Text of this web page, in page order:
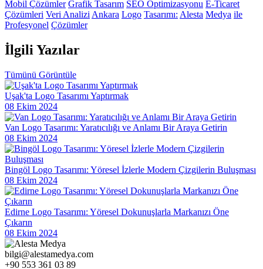
Kayseri’de CMS Tabanlı Web Tasarım: Profesyonel Çözümler
Çizgi Karakter Logolar: Markanızı Öne Çıkaran Yaratıcı Çözümler
Grafik Tasarım Portföyü: Alesta Medya'nın Yaratıcı Dokunuşları
Ürün İnceleme Bölümü: Alesta Medya'nın Profesyonel Web
Tasarım Hizmeti
Logo Büyüsü: Görsel İletişimde Tasarımın Kritik Rolü
Alesta Medya: SEO Uyumlu Mobil Site Tasarımı
Alesta Medya: İnşaat Firmaları İçin Logo Tasarımında Uzman
Çözümler
Alesta Medya ile Tanışın: Profesyonel Web Tasarım Hizmetleri
Web Tasarımında Doğru Adres: Alesta Medya
Fütüristik Logo Tasarımı: Markanızı Geleceğe Taşıyan İmza
Alesta Medya: Web Tasarımında Profesyonel Çözümler Sunuyor
Mobil Çözümler Grafik Tasarım SEO Optimizasyonu E-Ticaret
Çözümleri Veri Analizi Ankara Logo Tasarımı: Alesta Medya ile
Profesyonel Çözümler
İlgili Yazılar
Tümünü Görüntüle
Uşak'ta Logo Tasarımı Yaptırmak
08 Ekim 2024
Van Logo Tasarımı: Yaratıcılığı ve Anlamı Bir Araya Getirin
08 Ekim 2024
Bingöl Logo Tasarımı: Yöresel İzlerle Modern Çizgilerin Buluşması
08 Ekim 2024
Edirne Logo Tasarımı: Yöresel Dokunuşlarla Markanızı Öne
Çıkarın
08 Ekim 2024
bilgi@alestamedya.com
+90 553 361 03 89